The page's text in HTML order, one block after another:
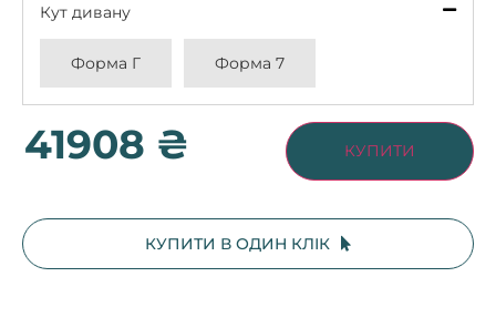
Кут дивану
Форма Г Форма 7
41908 ₴ КУПИТИ
КУПИТИ В ОДИН КЛІК